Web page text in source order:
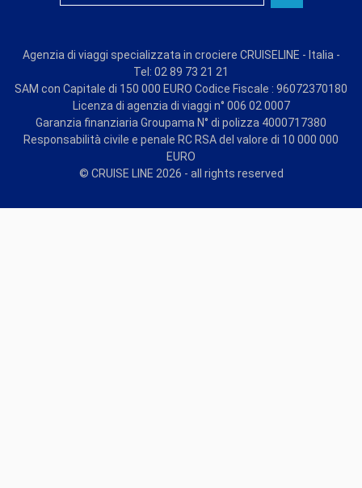
Agenzia di viaggi specializzata in crociere CRUISELINE - Italia -
Tel: 02 89 73 21 21
SAM con Capitale di 150 000 EURO Codice Fiscale : 96072370180
Licenza di agenzia di viaggi n° 006 02 0007
Garanzia finanziaria Groupama N° di polizza 4000717380
Responsabilità civile e penale RC RSA del valore di 10 000 000
EURO
© CRUISE LINE 2026 - all rights reserved